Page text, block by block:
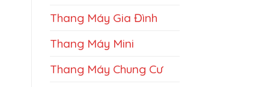
Thang Máy Gia Đình
Thang Máy Mini
Thang Máy Chung Cư